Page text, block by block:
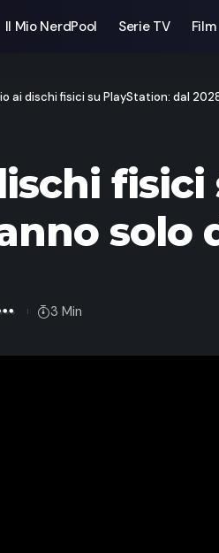
Il Mio NerdPool Serie TV Film
ai dischi fisici su PlayStation: dal
fisici
solo
3 Min